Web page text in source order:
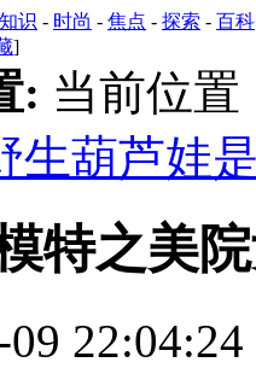
知识 - 时尚 - 焦点 - 探索 - 百科
]
: 当前位置
生葫芦娃
模特之美
09